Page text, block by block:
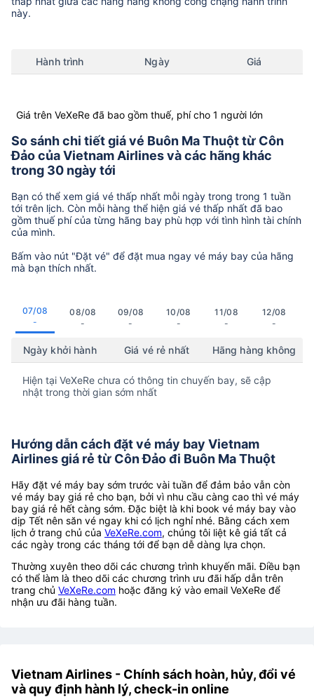
này.
Hành trình Ngày Giá
Giá trên VeXeRe đã bao gồm thuế, phí cho 1 người lớn
So sánh chi tiết giá vé Buôn Ma Thuột từ Côn
Đảo của Vietnam Airlines và các hãng khác
trong 30 ngày tới
Bạn có thể xem giá vé thấp nhất mỗi ngày trong trong 1 tuần
tới trên lịch. Còn mỗi hàng thể hiện giá vé thấp nhất đã bao
gồm thuế phí của từng hãng bay phù hợp với tình hình tài chính
của mình.
Bấm vào nút "Đặt vé" để đặt mua ngay vé máy bay của hãng
mà bạn thích nhất.
07/08
-
08/08
-
09/08
-
10/08
-
11/08
-
12/08
-
Ngày khởi hành Giá vé rẻ nhất Hãng hàng không
Hiện tại VeXeRe chưa có thông tin chuyến bay, sẽ cập
nhật trong thời gian sớm nhất
Hướng dẫn cách đặt vé máy bay Vietnam
Airlines giá rẻ từ Côn Đảo đi Buôn Ma Thuột
Hãy đặt vé máy bay sớm trước vài tuần để đảm bảo vẫn còn
vé máy bay giá rẻ cho bạn, bởi vì nhu cầu càng cao thì vé máy
bay giá rẻ hết càng sớm. Đặc biệt là khi book vé máy bay vào
dịp Tết nên săn vé ngay khi có lịch nghỉ nhé. Bằng cách xem
lịch ở trang chủ của VeXeRe.com, chúng tôi liệt kê giá tất cả
các ngày trong các tháng tới để bạn dễ dàng lựa chọn.
Thường xuyên theo dõi các chương trình khuyến mãi. Điều bạn
có thể làm là theo dõi các chương trình ưu đãi hấp dẫn trên
trang chủ VeXeRe.com hoặc đăng ký vào email VeXeRe để
nhận ưu đãi hàng tuần.
Vietnam Airlines - Chính sách hoàn, hủy, đổi vé
và quy định hành lý, check-in online